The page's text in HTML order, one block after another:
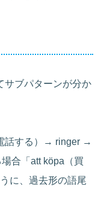
サブパターンが分か
話する）→ ringer →
合「att köpa（買
に、過去形の語尾